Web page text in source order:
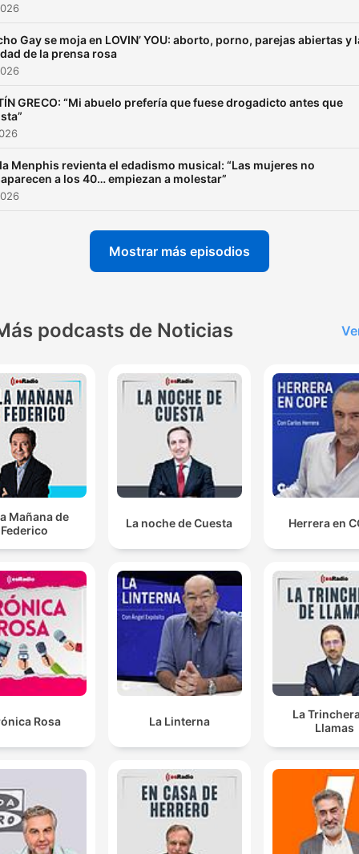
Gay se moja en LOVIN’ YOU: aborto, porno, parejas abiertas y
de la prensa rosa
GRECO: “Mi abuelo prefería que fuese drogadicto antes que
Menphis revienta el edadismo musical: “Las mujeres no
a los 40… empiezan a molestar”
Mostrar más episodios
podcasts de Noticias
Mañana de
Federico
La noche de Cuesta Herrera en
Rosa La Linterna
La
Llamas